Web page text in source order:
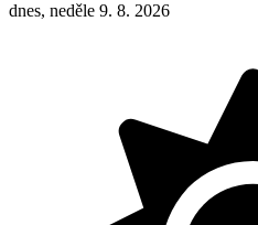
dnes, neděle 9. 8. 2026